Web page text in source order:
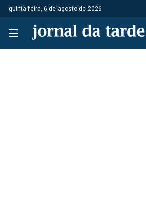
quinta-feira, 6 de agosto de 2026